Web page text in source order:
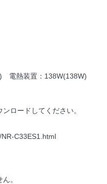
電熱装置：138W(138W)
ロードしてください。
C33ES1.html
。